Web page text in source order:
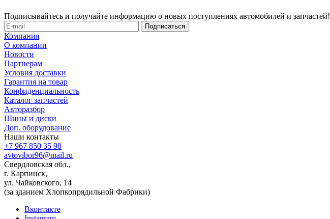
Подписывайтесь и получайте информацию о новых поступлениях автомобилей и запчастей!
Компания
О компании
Новости
Партнерам
Условия доставки
Гарантия на товар
Конфиденциальность
Каталог запчастей
Авторазбор
Шины и диски
Доп. оборудование
Наши контакты
+7 967 850 35 98
avtovibor96@mail.ru
Свердловская обл.,
г. Карпинск,
ул. Чайковского, 14
(за зданием Хлопкопрядильной Фабрики)
Вконтакте